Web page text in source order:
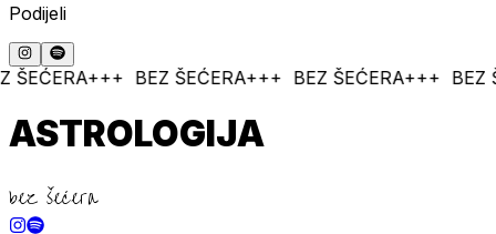
Podijeli
BEZ ŠEĆERA+++ BEZ ŠEĆERA+++ BEZ
ASTROLOGIJA
bez šećera